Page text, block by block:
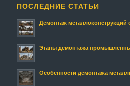
ПОСЛЕДНИЕ СТАТЬИ
Демонтаж металлоконструкций
Этапы демонтажа
Особенности демонтажа